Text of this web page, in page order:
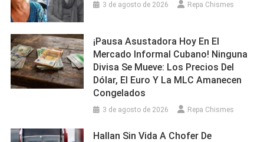
3 de agosto de 2026 Repa Chismes
¡Pausa Asustadora Hoy En El
Mercado Informal Cubano! Ninguna
Divisa Se Mueve: Los Precios Del
Dólar, El Euro Y La MLC Amanecen
Congelados
3 de agosto de 2026 Repa Chismes
Hallan Sin Vida A Chofer De